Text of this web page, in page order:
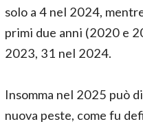
solo a 4 nel 2024,
primi due anni (2020 e
2023, 31 nel 2024.
Insomma nel 2025 può
nuova peste, come fu